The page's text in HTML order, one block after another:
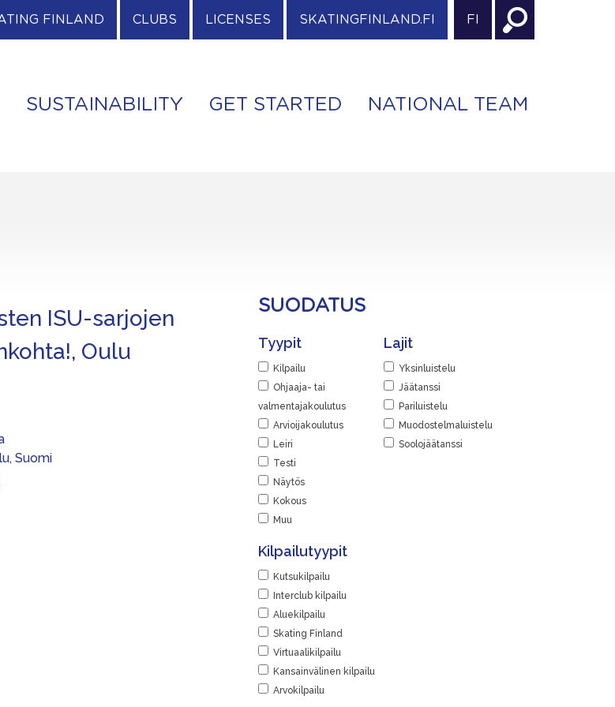
FINLAND CLUBS LICENSES SKATINGFINLAND.FI FI
SUSTAINABILITY GET STARTED NATIONAL TEAM
ISU-sarjojen
Oulu
Suomi
SUODATUS
Tyypit
Kilpailu
Ohjaaja- tai
valmentajakoulutus
Arvioijakoulutus
Leiri
Testi
Näytös
Kokous
Muu
Lajit
Yksinluistelu
Jäätanssi
Pariluistelu
Muodostelmaluistelu
Soolojäätanssi
Kilpailutyypit
Kutsukilpailu
Interclub kilpailu
Aluekilpailu
Skating Finland
Virtuaalikilpailu
Kansainvälinen kilpailu
Arvokilpailu